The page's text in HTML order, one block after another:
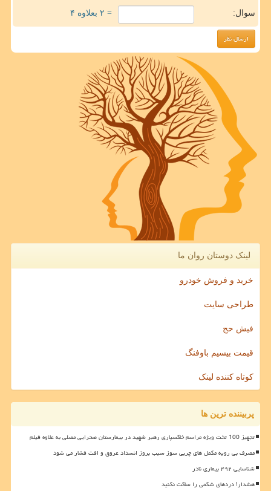
سوال: = ۲ بعلاوه ۴
لینک دوستان روان ما
خرید و فروش خودرو
طراحی سایت
فیش حج
قیمت بیسیم باوفنگ
کوتاه کننده لینک
پربیننده ترین ها
تجهیز 100 تخت ویژه مراسم خاکسپاری رهبر شهید در بیمارستان صحرایی مصلی به علاوه فیلم
مصرف بی رویه مکمل های چربی سوز سبب بروز انسداد عروق و افت فشار می شود
شناسایی ۴۹۲ بیماری نادر
هشدار! دردهای شکمی را ساکت نکنید